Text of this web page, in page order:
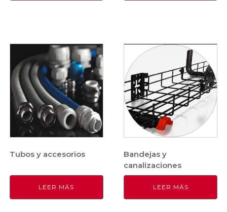
Tubos y accesorios
LEER MÁS
Bandejas y
canalizaciones
LEER MÁS